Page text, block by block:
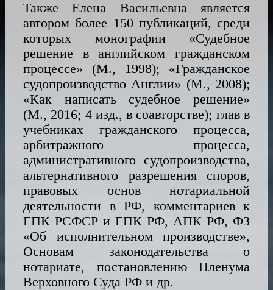
Также Елена Васильевна является
автором более 150 публикаций, среди
которых монографии «Судебное
решение в английском гражданском
процессе» (М., 1998); «Гражданское
судопроизводство Англии» (М., 2008);
«Как написать судебное решение»
(М., 2016; 4 изд., в соавторстве); глав в
учебниках гражданского процесса,
арбитражного процесса,
административного судопроизводства,
альтернативного разрешения споров,
правовых основ нотариальной
деятельности в РФ, комментариев к
ГПК РСФСР и ГПК РФ, АПК РФ, ФЗ
«Об исполнительном производстве»,
Основам законодательства о
нотариате, постановлению Пленума
Верховного Суда РФ и др.